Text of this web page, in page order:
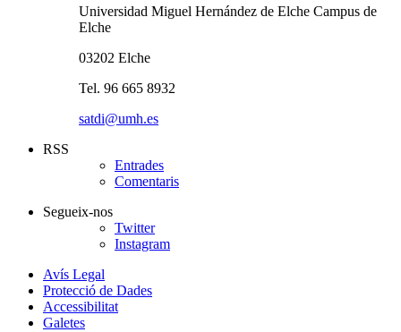
Universidad Miguel Hernández de Elche Campus de
Elche
03202 Elche
Tel. 96 665 8932
satdi@umh.es
RSS
Entrades
Comentaris
Segueix-nos
Twitter
Instagram
Avís Legal
Protecció de Dades
Accessibilitat
Galetes